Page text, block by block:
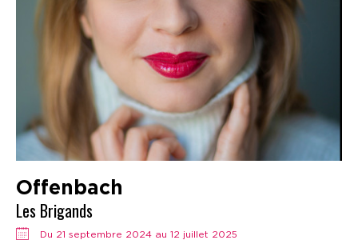
Offenbach
Les Brigands
Du 21 septembre 2024 au 12 juillet 2025